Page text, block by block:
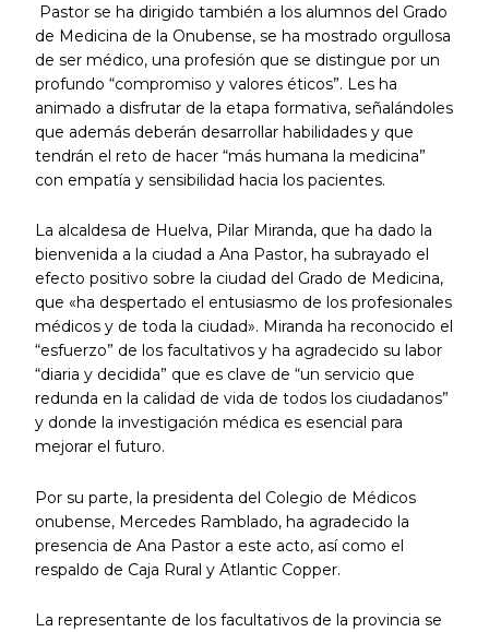
Pastor se ha dirigido también a los alumnos del Grado
de Medicina de la Onubense, se ha mostrado orgullosa
de ser médico, una profesión que se distingue por un
profundo “compromiso y valores éticos”. Les ha
animado a disfrutar de la etapa formativa, señalándoles
que además deberán desarrollar habilidades y que
tendrán el reto de hacer “más humana la medicina”
con empatía y sensibilidad hacia los pacientes.
La alcaldesa de Huelva, Pilar Miranda, que ha dado la
bienvenida a la ciudad a Ana Pastor, ha subrayado el
efecto positivo sobre la ciudad del Grado de Medicina,
que «ha despertado el entusiasmo de los profesionales
médicos y de toda la ciudad». Miranda ha reconocido el
“esfuerzo” de los facultativos y ha agradecido su labor
“diaria y decidida” que es clave de “un servicio que
redunda en la calidad de vida de todos los ciudadanos”
y donde la investigación médica es esencial para
mejorar el futuro.
Por su parte, la presidenta del Colegio de Médicos
onubense, Mercedes Ramblado, ha agradecido la
presencia de Ana Pastor a este acto, así como el
respaldo de Caja Rural y Atlantic Copper.
La representante de los facultativos de la provincia se